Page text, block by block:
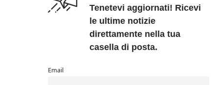
Tenetevi aggiornati! Ricevi
le ultime notizie
direttamente nella tua
casella di posta.
Email